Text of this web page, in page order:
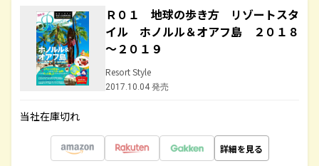
Ｒ０１ 地球の歩き方 リゾートスタ
イル ホノルル＆オアフ島 ２０１８
～２０１９
Resort Style
2017.10.04 発売
当社在庫切れ
詳細を見る